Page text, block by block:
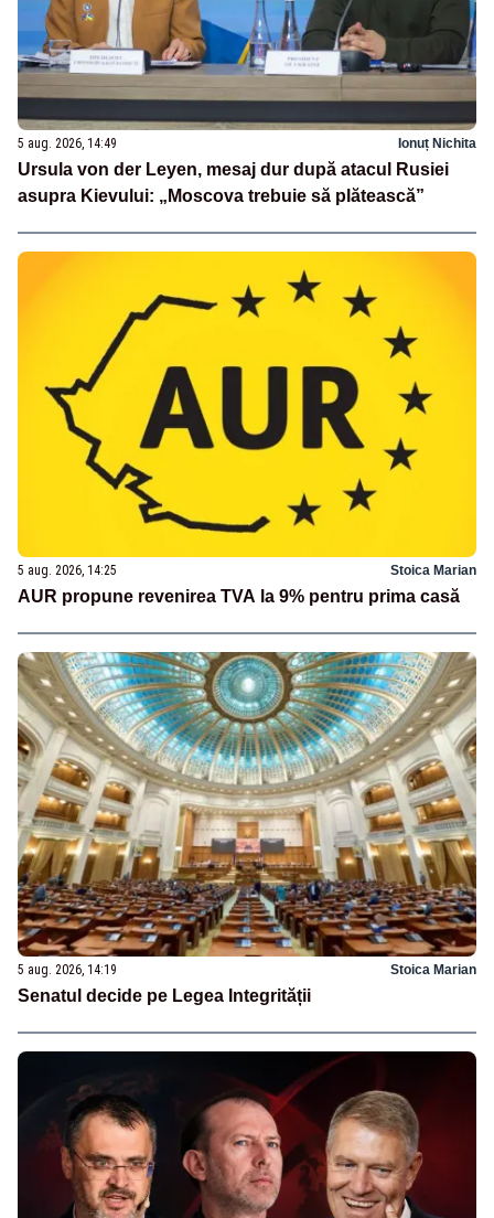
5 aug. 2026, 14:49 Ionuț Nichita
Ursula von der Leyen, mesaj dur după atacul Rusiei
asupra Kievului: „Moscova trebuie să plătească”
5 aug. 2026, 14:25 Stoica Marian
AUR propune revenirea TVA la 9% pentru prima casă
5 aug. 2026, 14:19 Stoica Marian
Senatul decide pe Legea Integrității